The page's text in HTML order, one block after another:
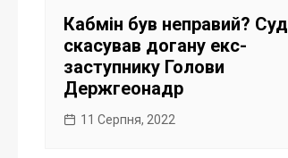
Кабмін був неправий? Суд
скасував догану екс-
заступнику Голови
Держгеонадр
11 Серпня, 2022